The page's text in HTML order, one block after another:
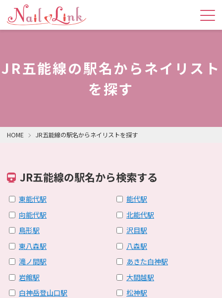
JR五能線の駅名からネイリスト
を探す
HOME JR五能線の駅名からネイリストを探す
JR五能線の駅名から検索する
東能代駅
能代駅
向能代駅
北能代駅
鳥形駅
沢目駅
東八森駅
八森駅
滝ノ間駅
あきた白神駅
岩館駅
大間越駅
白神岳登山口駅
松神駅